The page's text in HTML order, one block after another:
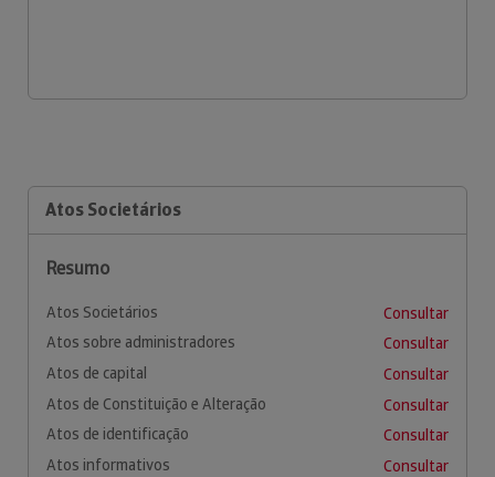
Atos Societários
Resumo
Atos Societários
Consultar
Atos sobre administradores
Consultar
Atos de capital
Consultar
Atos de Constituição e Alteração
Consultar
Atos de identificação
Consultar
Atos informativos
Consultar